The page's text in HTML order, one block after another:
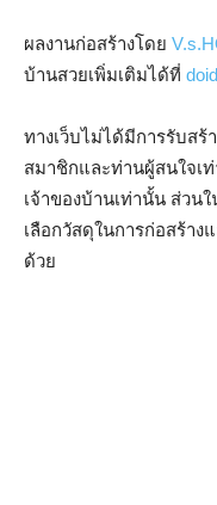
ผลงานก่อสร้างโดย
บ้านสวยเพิ่มเติมได้ที่
ทางเว็บไม่ได้มีการรับสร้
สมาชิกและท่านผู้สนใจเ
เจ้าของบ้านเท่านั้น ส่วน
เลือกวัสดุในการก่อสร้าง
ด้วย